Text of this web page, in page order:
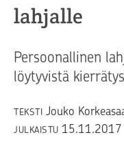
lahjalle
Persoonallinen
löytyvistä
TEKSTI Jouko
JULKAISTU 15.11.2017